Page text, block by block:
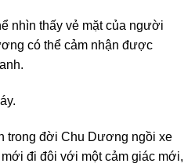
nhìn thấy vẻ mặt của người
có thể cảm nhận được
trong đời Chu Dương ngồi xe
đi đôi với một cảm giác mới,